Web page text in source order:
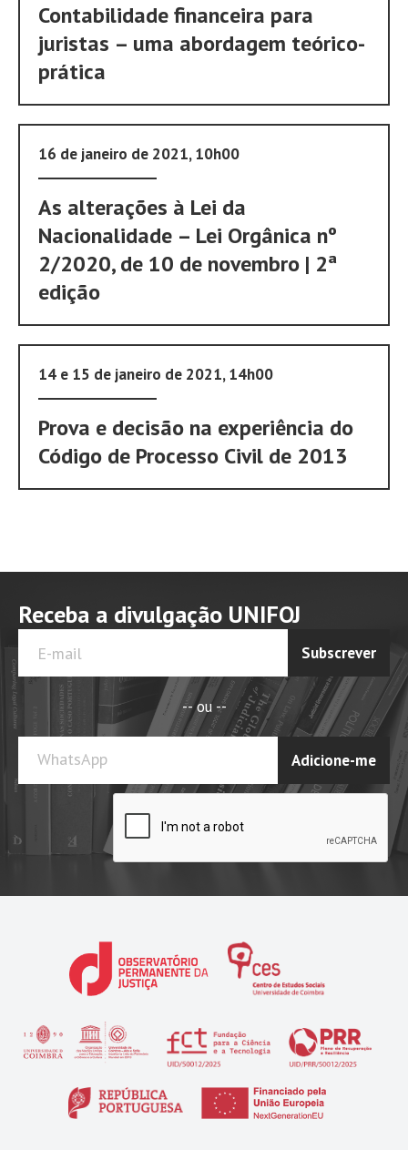
Contabilidade financeira para
juristas – uma abordagem teórico-
prática
16 de janeiro de 2021, 10h00
As alterações à Lei da
Nacionalidade – Lei Orgânica nº
2/2020, de 10 de novembro | 2ª
edição
14 e 15 de janeiro de 2021, 14h00
Prova e decisão na experiência do
Código de Processo Civil de 2013
Receba a divulgação UNIFOJ
Subscrever
-- ou --
WhatsApp Adicione-me